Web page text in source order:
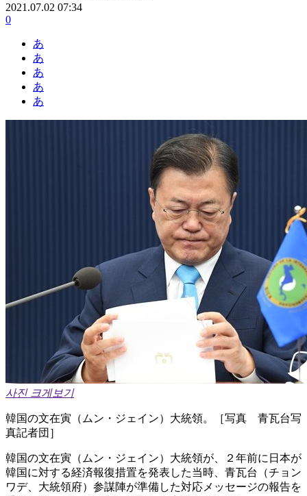
2021.07.02 07:34
0
あ
あ
あ
あ
あ
사진 크게보기
韓国の文在寅（ムン・ジェイン）大統領。［写真 青瓦台写
真記者団］
韓国の文在寅（ムン・ジェイン）大統領が、２年前に日本が
韓国に対する経済報復措置を発表した当時、青瓦台（チョン
ワデ、大統領府）参謀陣が準備した対応メッセージの報告を